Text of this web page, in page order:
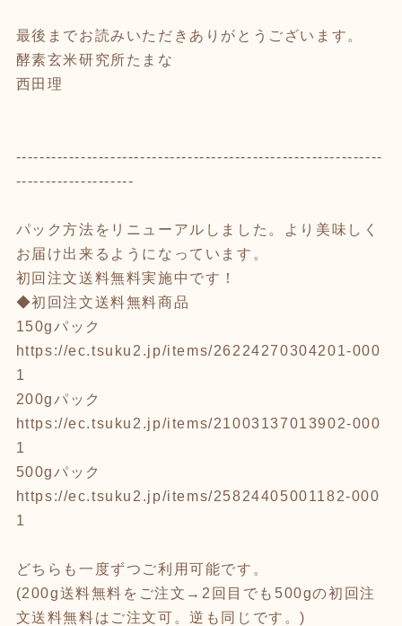
最後までお読みいただきありがとうございます。
酵素玄米研究所たまな
西田理
--------------------------------------------------------------
--------------------
パック方法をリニューアルしました。より美味しく
お届け出来るようになっています。
初回注文送料無料実施中です！
◆初回注文送料無料商品
150gパック
https://ec.tsuku2.jp/items/26224270304201-000
1
200gパック
https://ec.tsuku2.jp/items/21003137013902-000
1
500gパック
https://ec.tsuku2.jp/items/25824405001182-000
1
どちらも一度ずつご利用可能です。
(200g送料無料をご注文→2回目でも500gの初回注
文送料無料はご注文可。逆も同じです。)